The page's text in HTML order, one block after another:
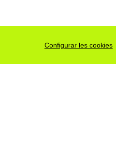
Configurar les cookies